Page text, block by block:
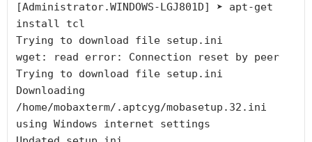
[Administrator.WINDOWS-LGJ801D] ➤ apt-get
install tcl
Trying to download file setup.ini
wget: read error: Connection reset by peer
Trying to download file setup.ini
Downloading
/home/mobaxterm/.aptcyg/mobasetup.32.ini
using Windows internet settings